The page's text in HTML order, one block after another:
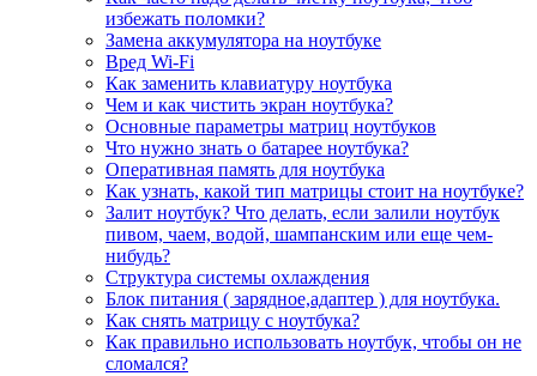
избежать поломки?
Замена аккумулятора на ноутбуке
Вред Wi-Fi
Как заменить клавиатуру ноутбука
Чем и как чистить экран ноутбука?
Основные параметры матриц ноутбуков
Что нужно знать о батарее ноутбука?
Оперативная память для ноутбука
Как узнать, какой тип матрицы стоит на ноутбуке?
Залит ноутбук? Что делать, если залили ноутбук
пивом, чаем, водой, шампанским или еще чем-
нибудь?
Структура системы охлаждения
Блок питания ( зарядное,адаптер ) для ноутбука.
Как снять матрицу с ноутбука?
Как правильно использовать ноутбук, чтобы он не
сломался?